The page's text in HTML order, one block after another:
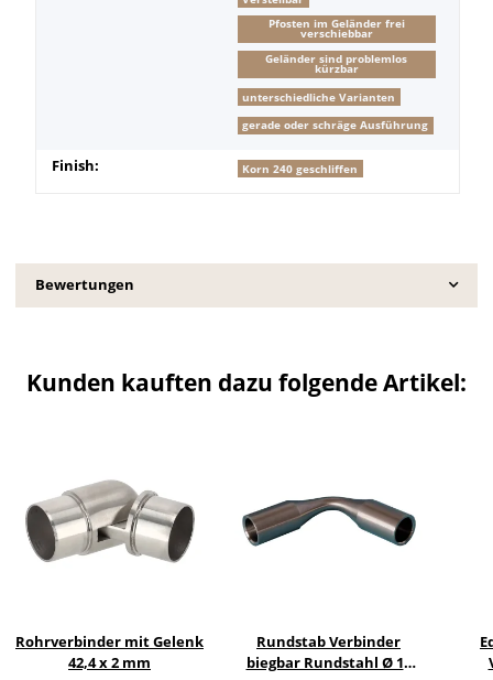
Pfosten im Geländer frei
verschiebbar
Geländer sind problemlos
kürzbar
unterschiedliche Varianten
gerade oder schräge Ausführung
Finish: Korn 240 geschliffen
Bewertungen
Kunden kauften dazu folgende Artikel:
Rohrverbinder mit Gelenk
42,4 x 2 mm
Rundstab Verbinder
biegbar Rundstahl Ø 10